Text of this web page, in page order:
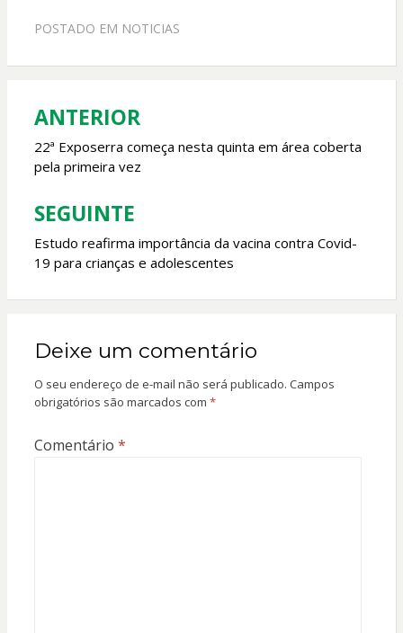
e
o
k
A
p
POSTADO EM NOTICIAS
Navegação
de
Post
ANTERIOR
22ª Exposerra começa nesta quinta em área coberta
pela primeira vez
SEGUINTE
Estudo reafirma importância da vacina contra Covid-
19 para crianças e adolescentes
Deixe um comentário
O seu endereço de e-mail não será publicado. Campos
obrigatórios são marcados com *
Comentário *